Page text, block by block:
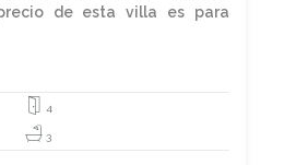
de esta villa es para
4
3